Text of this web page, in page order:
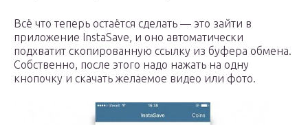
Всё что теперь остаётся сделать — это зайти в
приложение InstaSave, и оно автоматически
подхватит скопированную ссылку из буфера обмена.
Собственно, после этого надо нажать на одну
кнопочку и скачать желаемое видео или фото.